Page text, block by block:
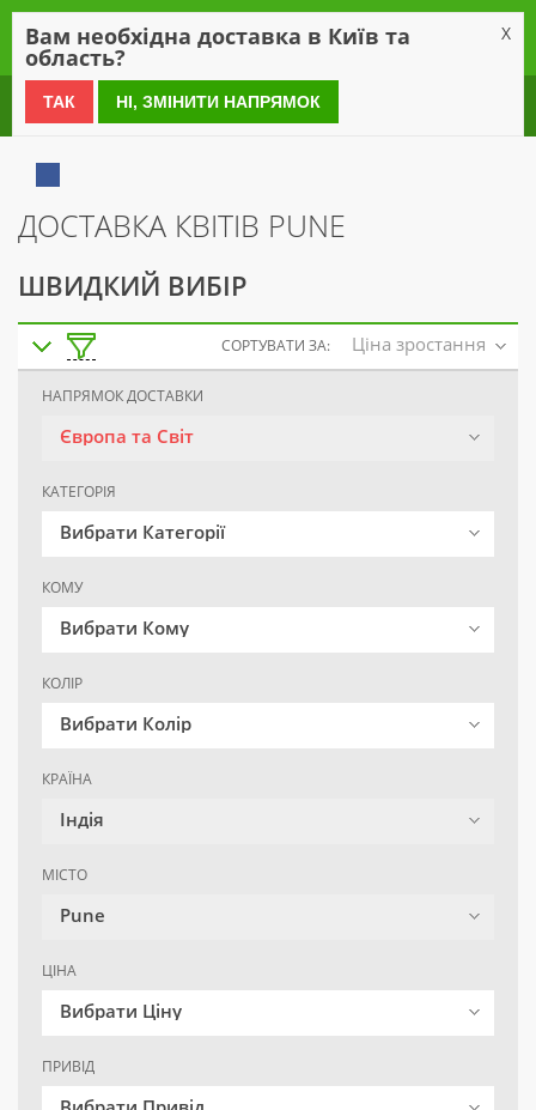
0 800 21 54 55
ДОСТАВКА КВІТІВ PUNE
ШВИДКИЙ ВИБІР
СОРТУВАТИ ЗА: Ціна зростання
НАПРЯМОК ДОСТАВКИ
Європа та Світ
КАТЕГОРІЯ
Вибрати Категорії
КОМУ
Вибрати Кому
КОЛІР
Вибрати Колір
КРАЇНА
Індія
МІСТО
Pune
ЦІНА
Вибрати Ціну
ПРИВІД
Вам необхідна доставка в Київ та
область?
X
ТАК НІ, ЗМІНИТИ НАПРЯМОК